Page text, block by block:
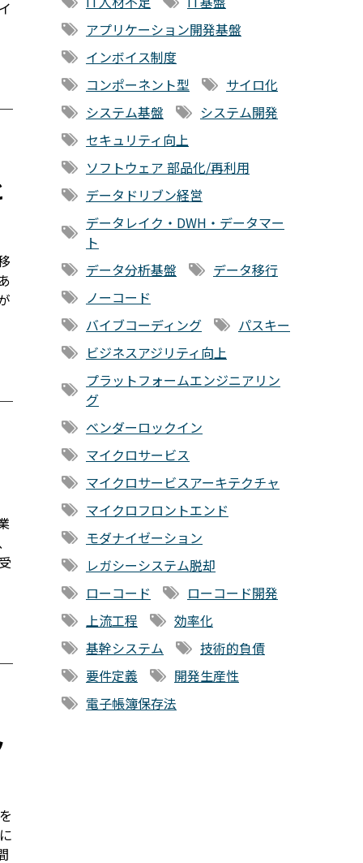
アプリケーション開発基盤
インボイス制度
コンポーネント型
サイロ化
システム基盤
システム開発
セキュリティ向上
ソフトウェア 部品化/再利用
データドリブン経営
データレイク・DWH・データマー
ト
データ分析基盤
データ移行
ノーコード
バイブコーディング
パスキー
ビジネスアジリティ向上
プラットフォームエンジニアリン
グ
ベンダーロックイン
マイクロサービス
マイクロサービスアーキテクチャ
マイクロフロントエンド
モダナイゼーション
レガシーシステム脱却
ローコード
ローコード開発
上流工程
効率化
基幹システム
技術的負債
要件定義
開発生産性
電子帳簿保存法